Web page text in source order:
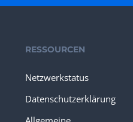
RESSOURCEN
Netzwerkstatus
Datenschutzerklärung